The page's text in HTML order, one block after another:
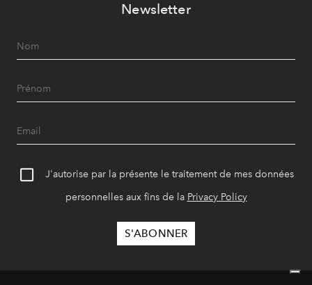
Newsletter
J'autorise par la présente le traitement de mes données
personnelles aux fins de la Privacy Policy